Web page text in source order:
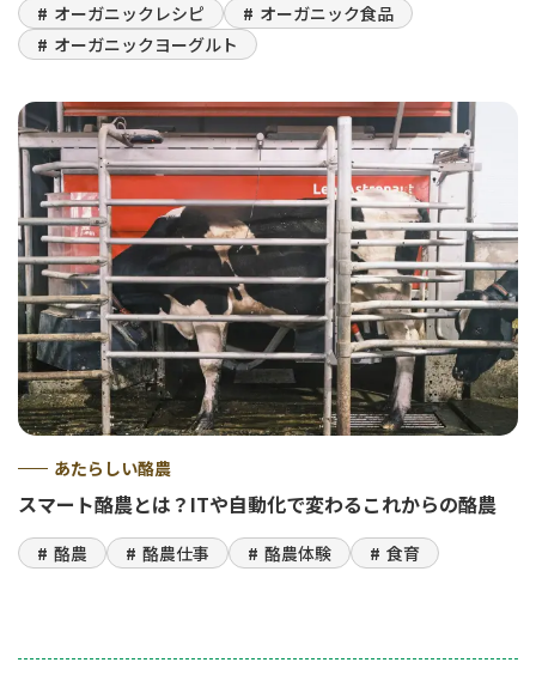
オーガニックレシピ
オーガニック食品
オーガニックヨーグルト
あたらしい酪農
スマート酪農とは？ITや自動化で変わるこれからの酪農
酪農 酪農仕事 酪農体験 食育